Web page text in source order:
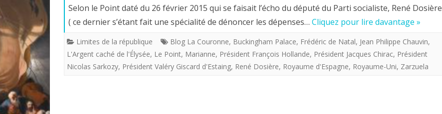
en
finir
définitivement
avec
Selon le Point daté du 26 février 2015 qui se faisait l’écho du député du Parti socialiste, René Dosière
( ce dernier s’étant fait une spécialité de dénoncer les dépenses… Cliquez pour lire davantage »
Limites de la république Blog La Couronne, Buckingham Palace, Frédéric de Natal, Jean Philippe Chauvin,
L'Argent caché de l'Élysée, Le Point, Marianne, Président François Hollande, Président Jacques Chirac, Président
Nicolas Sarkozy, Président Valéry Giscard d'Estaing, René Dosière, Royaume d'Espagne, Royaume-Uni, Zarzuela